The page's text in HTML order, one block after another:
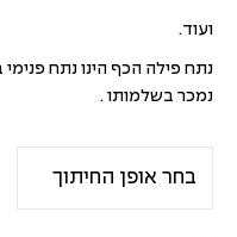
ועוד.
נתח פילה הכף הינו נתח
נמכר בשלמותו .